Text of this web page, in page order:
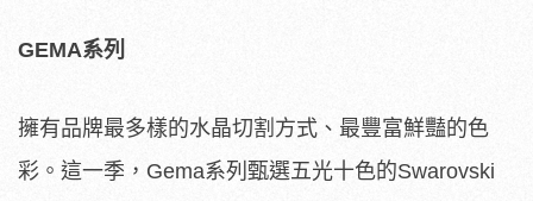
GEMA系列
擁有品牌最多樣的水晶切割方式、最豐富鮮豔的色
彩。這一季，Gema系列甄選五光十色的Swarovski